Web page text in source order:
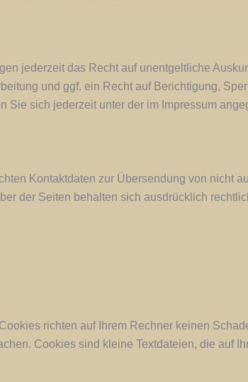
jederzeit das Recht auf unentgeltliche
und ggf. ein Recht auf Berichtigung,
sich jederzeit unter der im Impressum
Kontaktdaten zur Übersendung von nicht
der Seiten behalten sich ausdrücklich
richten auf Ihrem Rechner keinen
Cookies sind kleine Textdateien, die auf